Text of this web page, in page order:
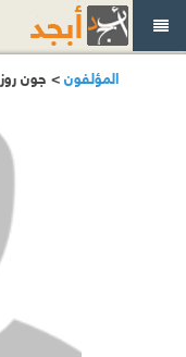
المؤلفون> جون روز